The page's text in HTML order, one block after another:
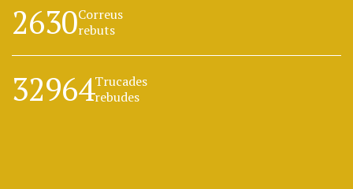
2630Correus
rebuts
32964Trucades
rebudes